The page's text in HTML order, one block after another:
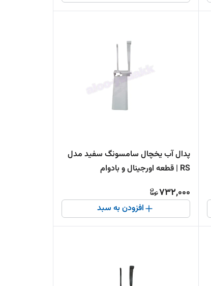
پدال آب یخچال سامسونگ سفید مدل
RS | قطعه اورجینال و بادوام
732,000
افزودن به سبد